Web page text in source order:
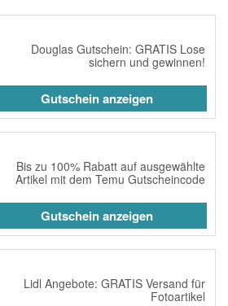
Douglas Gutschein: GRATIS Lose
sichern und gewinnen!
Gutschein anzeigen
Bis zu 100% Rabatt auf ausgewählte
Artikel mit dem Temu Gutscheincode
Gutschein anzeigen
Lidl Angebote: GRATIS Versand für
Fotoartikel